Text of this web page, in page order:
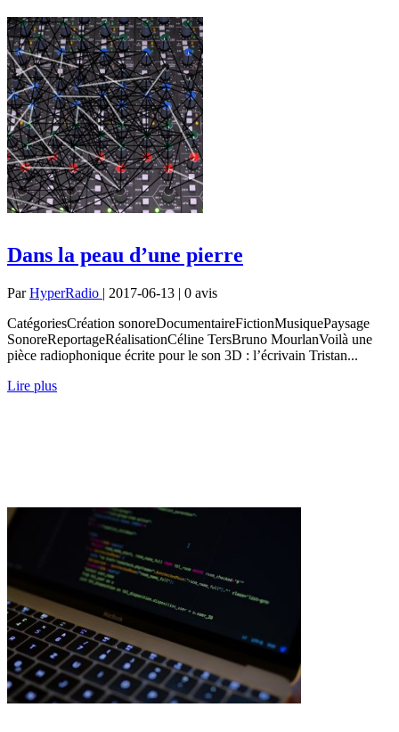
Dans la peau d’une pierre
ParHyperRadio | 2017-06-13 | 0 avis
CatégoriesCréation sonoreDocumentaireFictionMusiquePaysage
SonoreReportageRéalisationCéline TersBruno MourlanVoilà une
pièce radiophonique écrite pour le son 3D : l’écrivain Tristan...
Lire plus